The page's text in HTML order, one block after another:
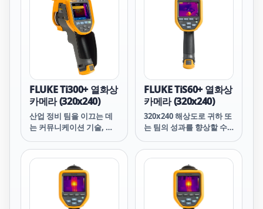
상의 정초점 이미지를 얻을
수 있습니다.
LaserSharp® Auto
Focus는 기본 장착된 레이
저 거리 측정기를 사용하여
지정된 대상과의 거리를 계
산하여 표시합니다. · 여러
이미지를 캡처하고 결합하
여 1280 x 960 이미지를 생
성하는 SuperResolution
으로 픽셀 데이터를 4배 더
확보하십시오. · 카메라의
이미지를 Fluke
Connect® 시스템으로 직
접 무선으로 동기화하고 자
산 기록 또는 작업 과정에
연결할 수 있으므로 시간이
절약됩니다. · IR-
나의 도구로 두 가지 핵심
기능을 수행할 수 있습니
다. 무엇보다도, 경제적인
비용으로 비싼 임대 비용을
지불하거나 고임금 계약자
를 고용할 필요 없이 언제
어디서나 열화상 및 가스
검사를 수행할 수 있습니
다.하나로 통합된 2개의 도
구. 착한 가격으로 구매 가
능.
과 편의성, 날카롭고 선명
한 이미지와 더욱 정확해진
온도 측정 기능을 제공합니
다. 인기 있는 피스톨 그립
형 디자인 덕분에 한 손으
로도 사용 가능합니다. 3.5
인치(가로 방향) LCD 화면
으로 어떤 문제도 놓치지
마십시오. Fluke Connect
데스크톱 소프트웨어로 열
화상 데이터를 스트리밍하
고 카메라를 원격 조종하십
시오.
FLUKE Ti300+ 열화상
카메라 (320x240)
산업 정비 팀을 이끄는 데
는 커뮤니케이션 기술, 산
고유한 조합이 필요합니다.
표준 작업 및 예방적 유지
관리 프로그램의 구현은 비
즈니스에 있어 단순히 좋기
만 한 것이 아니라 안전과
공장을 효율적으로 가동하
FLUKE TiS60+ 열화상
카메라 (320x240)
320x240 해상도로 귀하 또
는 팀의 성과를 향상할 수
한 적외선 이미지는 멀리
떨어진 곳에서 더 작은 온
도 차를 캡처합니다. 열화
상 영상을 처음 접했거나
다양한 수준의 열화상 영상
경험이 있는 팀에서 카메라